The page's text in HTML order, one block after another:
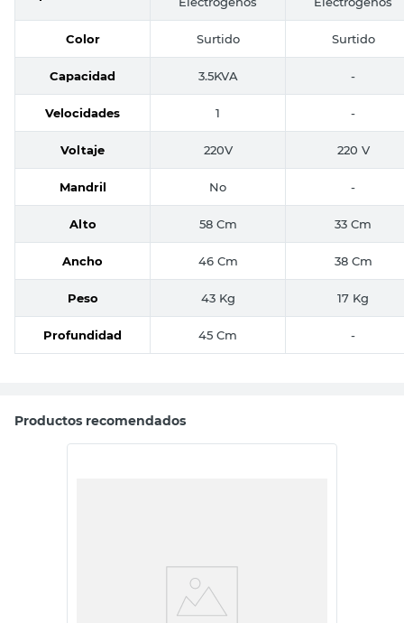
Color Surtido Surtido
Capacidad 3.5KVA -
Velocidades 1 -
Voltaje 220V 220 V
Mandril No -
Alto 58 Cm 33 Cm
Ancho 46 Cm 38 Cm
Peso 43 Kg 17 Kg
Profundidad 45 Cm -
Productos recomendados